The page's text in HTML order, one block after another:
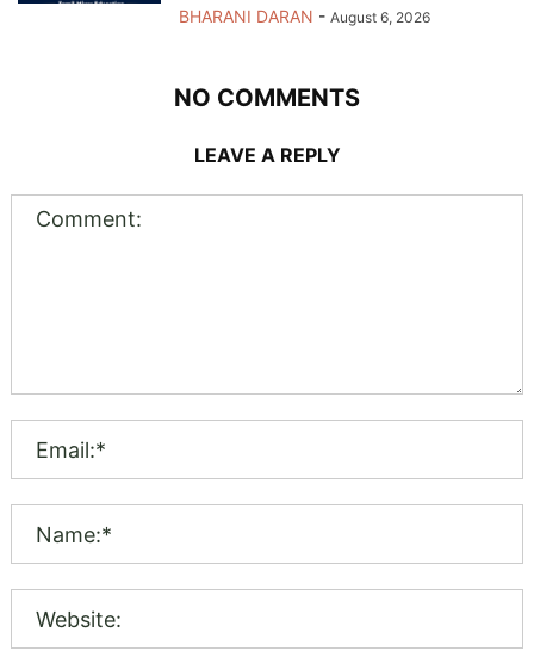
BHARANI DARAN - August 6, 2026
NO COMMENTS
LEAVE A REPLY